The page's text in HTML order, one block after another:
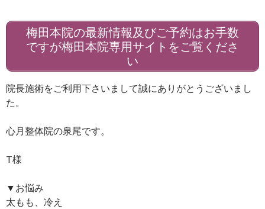
梅田本院の最新情報及びご予約はお手数
ですが梅田本院専用サイトをご覧くださ
い
院長施術をご利用下さいまして誠にありがとうございまし
た。
心月整体院の泉尾です。
T様
▼お悩み
太もも、冷え